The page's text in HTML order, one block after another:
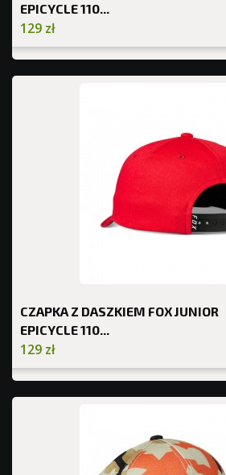
EPICYCLE 110...
129 zł
CZAPKA Z DASZKIEM FOX JUNIOR
EPICYCLE 110...
129 zł